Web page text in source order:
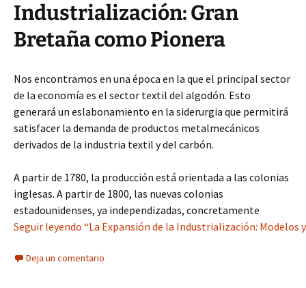
Industrialización: Gran
Bretaña como Pionera
Nos encontramos en una época en la que el principal sector
de la economía es el sector textil del algodón. Esto
generará un eslabonamiento en la siderurgia que permitirá
satisfacer la demanda de productos metalmecánicos
derivados de la industria textil y del carbón.
A partir de 1780, la producción está orientada a las colonias
inglesas. A partir de 1800, las nuevas colonias
estadounidenses, ya independizadas, concretamente
Seguir leyendo “La Expansión de la Industrialización: Modelos
Deja un comentario